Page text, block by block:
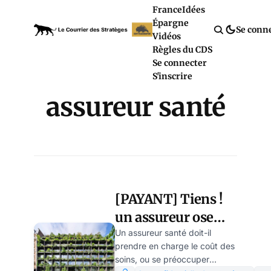
FranceIdées
Épargne
Vidéos
Règles du CDS
Se connecter
S'inscrire
Se
assureur santé
[PAYANT] Tiens !
un assureur ose
penser la santé à
contre-courant du
Un assureur santé doit-il
prendre en charge le coût des
soins, ou se préoccuper